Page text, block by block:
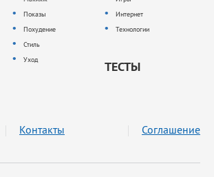
Показы
Похудение
Стиль
Уход
Интернет
Технологии
ТЕСТЫ
Контакты Соглашение